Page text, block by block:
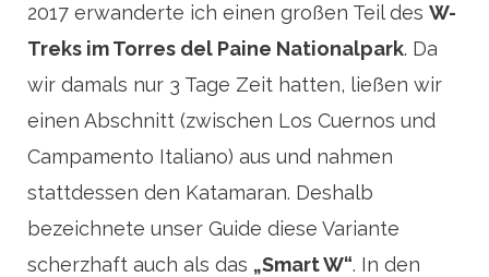
2017 erwanderte ich einen großen Teil des W-
Treks im Torres del Paine Nationalpark. Da
wir damals nur 3 Tage Zeit hatten, ließen wir
einen Abschnitt (zwischen Los Cuernos und
Campamento Italiano) aus und nahmen
stattdessen den Katamaran. Deshalb
bezeichnete unser Guide diese Variante
scherzhaft auch als das „Smart W“. In den